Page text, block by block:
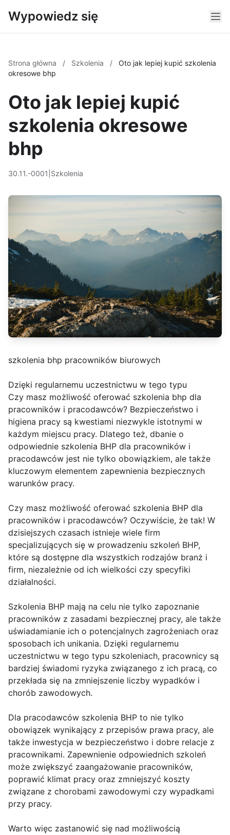
Wypowiedz się
Strona główna / Szkolenia /
Oto jak lepiej kupić szkolenia
okresowe bhp
Oto jak lepiej kupić
szkolenia okresowe
bhp
30.11.-0001 Szkolenia
szkolenia bhp pracowników biurowych
Dzięki regularnemu uczestnictwu w tego typu
Czy masz możliwość oferować szkolenia bhp dla
pracowników i pracodawców? Bezpieczeństwo i
higiena pracy są kwestiami niezwykle istotnymi w
każdym miejscu pracy. Dlatego też, dbanie o
odpowiednie szkolenia BHP dla pracowników i
pracodawców jest nie tylko obowiązkiem, ale także
kluczowym elementem zapewnienia bezpiecznych
warunków pracy.
Czy masz możliwość oferować szkolenia BHP dla
pracowników i pracodawców? Oczywiście, że tak! W
dzisiejszych czasach istnieje wiele firm
specjalizujących się w prowadzeniu szkoleń BHP,
które są dostępne dla wszystkich rodzajów branż i
firm, niezależnie od ich wielkości czy specyfiki
działalności.
Szkolenia BHP mają na celu nie tylko zapoznanie
pracowników z zasadami bezpiecznej pracy, ale także
uświadamianie ich o potencjalnych zagrożeniach oraz
sposobach ich unikania. Dzięki regularnemu
uczestnictwu w tego typu szkoleniach, pracownicy są
bardziej świadomi ryzyka związanego z ich pracą, co
przekłada się na zmniejszenie liczby wypadków i
chorób zawodowych.
Dla pracodawców szkolenia BHP to nie tylko
obowiązek wynikający z przepisów prawa pracy, ale
także inwestycja w bezpieczeństwo i dobre relacje z
pracownikami. Zapewnienie odpowiednich szkoleń
może zwiększyć zaangażowanie pracowników,
poprawić klimat pracy oraz zmniejszyć koszty
związane z chorobami zawodowymi czy wypadkami
przy pracy.
Warto więc zastanowić się nad możliwością